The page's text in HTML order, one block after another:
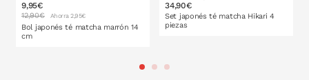
9,95€
12,90€ Ahorra 2,95€
Bol japonés té matcha marrón 14
cm
34,90€
Set japonés té matcha Hikari 4
piezas